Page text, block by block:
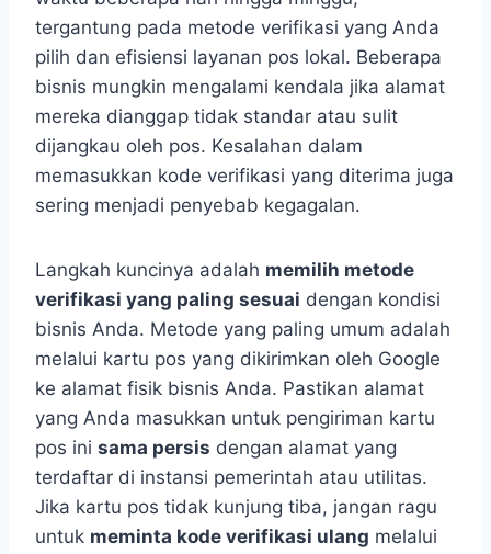
tergantung pada metode verifikasi yang Anda
pilih dan efisiensi layanan pos lokal. Beberapa
bisnis mungkin mengalami kendala jika alamat
mereka dianggap tidak standar atau sulit
dijangkau oleh pos. Kesalahan dalam
memasukkan kode verifikasi yang diterima juga
sering menjadi penyebab kegagalan.
Langkah kuncinya adalah memilih metode
verifikasi yang paling sesuai dengan kondisi
bisnis Anda. Metode yang paling umum adalah
melalui kartu pos yang dikirimkan oleh Google
ke alamat fisik bisnis Anda. Pastikan alamat
yang Anda masukkan untuk pengiriman kartu
pos ini sama persis dengan alamat yang
terdaftar di instansi pemerintah atau utilitas.
Jika kartu pos tidak kunjung tiba, jangan ragu
untuk meminta kode verifikasi ulang melalui